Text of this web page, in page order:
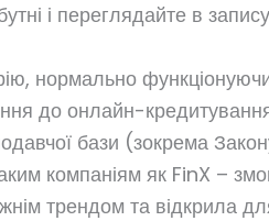
і переглядайте в
нормально
до онлайн-
бази (зокрема
компаніям як FinX –
трендом та відкрила